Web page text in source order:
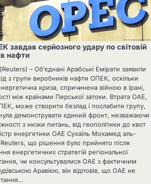
завдав серйозного удару по світовій
нафти
– Об’єднані Арабські Емірати заявили
з групи виробників нафти ОПЕК, оскільки
криза, спричинена війною в Ірані,
між країнами Перської затоки. Втрата ОАЕ,
може створити безлад і послабити групу,
демонструвати єдиний фронт, незважаючи
з низки питань, від геополітики до квот
енергетики ОАЕ Сухаїль Мохамед аль-
що рішення було прийнято після
енергетичних стратегій регіональної
чи консультувалися ОАЕ з фактичним
Аравією, він відповів, що ОАЕ не